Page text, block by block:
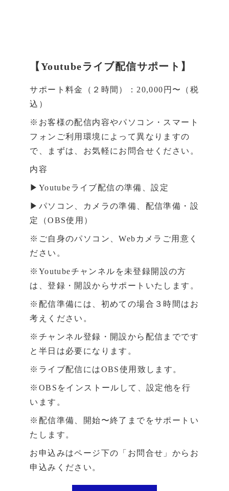
【Youtubeライブ配信サポート】
サポート料金（２時間）：20,000円〜（税
込）
※お客様の配信内容やパソコン・スマート
フォンご利用環境によって異なりますの
で、まずは、お気軽にお問合せください。
内容
▶Youtubeライブ配信の準備、設定
▶パソコン、カメラの準備、配信準備・設
定（OBS使用）
※ご自身のパソコン、Webカメラご用意く
ださい。
※Youtubeチャンネルを未登録開設の方
は、登録・開設からサポートいたします。
※配信準備には、初めての場合３時間はお
考えください。
※チャンネル登録・開設から配信までです
と半日は必要になります。
※ライブ配信にはOBS使用致します。
※OBSをインストールして、設定他を行
います。
※配信準備、開始〜終了までをサポートい
たします。
お申込みはページ下の「お問合せ」からお
申込みください。